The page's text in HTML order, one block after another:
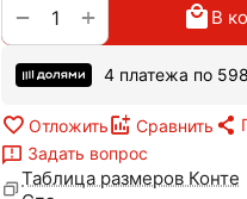
+
− В
4 платежа по 598
Отложить Сравнить
Задать вопрос
Таблица размеров Конте